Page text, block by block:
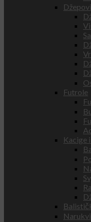
Džepovi
Futrole
Kacige